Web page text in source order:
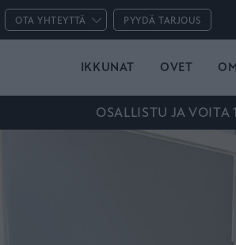
OTA YHTEYTTÄ PYYDÄ TARJOUS
IKKUNAT OVET
OSALLISTU JA